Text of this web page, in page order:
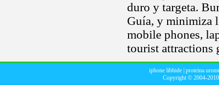
duro y targeta.
Guía, y minimiza
mobile phones,
tourist attractions
iphone libhide| proteina
Copyright © 2004-